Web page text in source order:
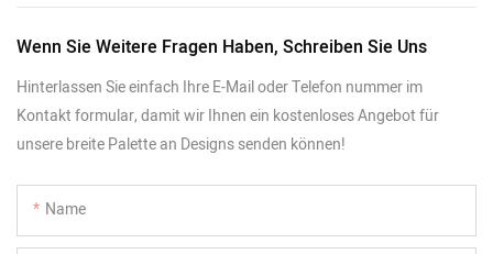
Wenn Sie Weitere Fragen Haben, Schreiben Sie Uns
Hinterlassen Sie einfach Ihre E-Mail oder Telefon nummer im
Kontakt formular, damit wir Ihnen ein kostenloses Angebot für
unsere breite Palette an Designs senden können!
Name